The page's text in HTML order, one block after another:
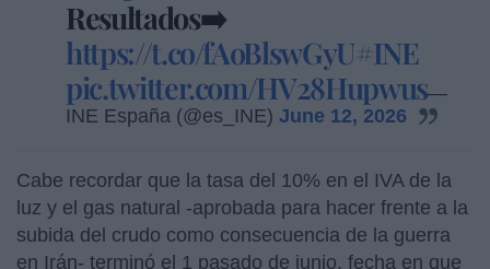
Resultados➡️
https://t.co/fAoBlswGyU#INE
pic.twitter.com/HV28Hupwus—
INE España (@es_INE) June 12, 2026
Cabe recordar que la tasa del 10% en el IVA de la
luz y el gas natural -aprobada para hacer frente a la
subida del crudo como consecuencia de la guerra
en Irán- terminó el 1 pasado de junio, fecha en que